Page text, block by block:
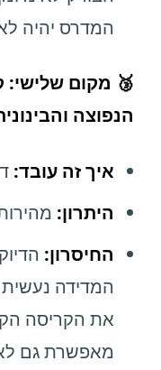
המדרס יהיה
הנפוצה
איך זה עובד:
היתרון:
החיסרון:
המדידה
את הקריסה
מאפשרת גם